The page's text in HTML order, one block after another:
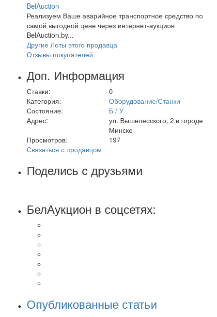
BelAuction
Реализуем Ваше аварийное транспортное средство по
самой выгодной цене через интернет-аукцион
BelAuction.by...
Другие Лоты этого продавца
Отзывы покупателей
Доп. Информация
Ставки:
0
Категория:
Оборудование/Станки
Состояние:
Б / У
Адрес:
ул. Вышелесского, 2 в городе
Минске
Просмотров:
197
Связаться с продавцом
Поделись с друзьями
БелАукцион в соцсетях:
Опубликованные статьи